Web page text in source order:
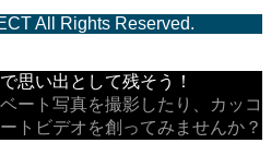
All Rights Reserved.
思い出として残そう！
ート写真を撮影したり、カッコ
トビデオを創ってみませんか？